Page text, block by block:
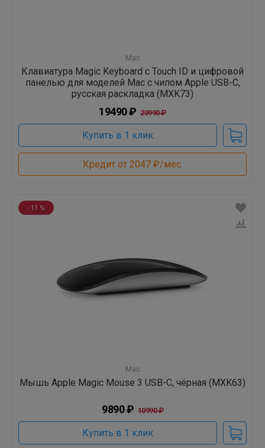
Mac
Клавиатура Magic Keyboard с Touch ID и цифровой
панелью для моделей Mac с чипом Apple USB-C,
русская раскладка (MXK73)
19490 ₽ 20990 ₽
Купить в 1 клик
Кредит от 2047 ₽/мес.
- 11 %
Mac
Мышь Apple Magic Mouse 3 USB-C, чёрная (MXK63)
9890 ₽ 10990 ₽
Купить в 1 клик